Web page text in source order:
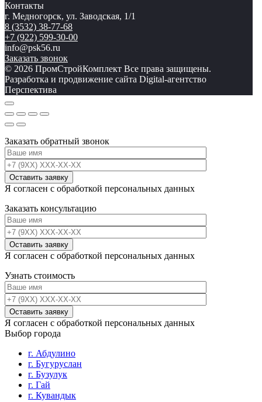
Контакты
г. Медногорск, ул. Заводская, 1/1
8 (3532) 38-77-68
+7 (922) 599-30-00
info@psk56.ru
Заказать звонок
© 2026 ПромСтройКомплект Все права защищены.
Разработка и продвижение сайта Digital-агентство
Перспектива
Заказать обратный звонок
Я согласен с обработкой персональных данных
Заказать консультацию
Я согласен с обработкой персональных данных
Узнать стоимость
Я согласен с обработкой персональных данных
Выбор города
г. Абдулино
г. Бугуруслан
г. Бузулук
г. Гай
г. Кувандык